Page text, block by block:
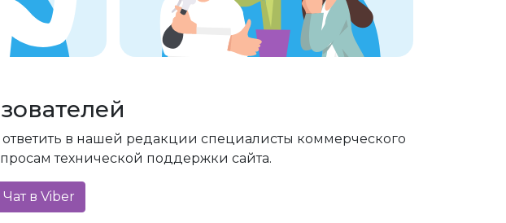
в нашей редакции специалисты коммерческого
технической поддержки сайта.
Чат в Viber